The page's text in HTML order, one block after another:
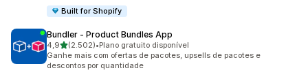
Built for Shopify
Bundler ‑ Product Bundles App
4,9de 5 estrelas
(2.502)
2502 avaliações ao todo
•Plano gratuito disponível
Ganhe mais com ofertas de pacotes, upsells de pacotes e
descontos por quantidade